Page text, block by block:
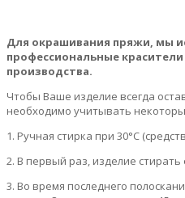
Для окрашивания пряжи, мы
профессиональные
производства.
Чтобы Ваше изделие всегда
необходимо учитывать
1. Ручная стирка при 30°С
2. В первый раз, изделие
3. Во время последнего